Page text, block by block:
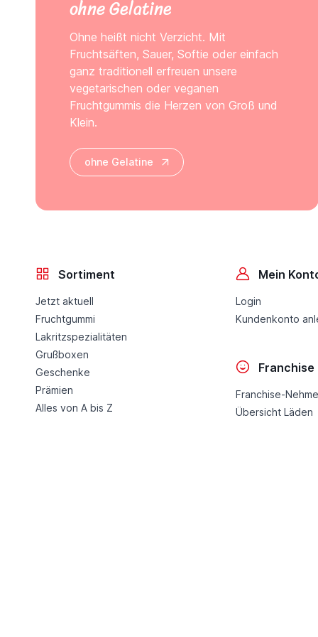
ohne Gelatine
Ohne heißt nicht Verzicht. Mit
Fruchtsäften, Sauer, Softie oder einfach
ganz traditionell erfreuen unsere
vegetarischen oder veganen
Fruchtgummis die Herzen von Groß und
Klein.
ohne Gelatine
Sortiment
Jetzt aktuell
Fruchtgummi
Lakritzspezialitäten
Grußboxen
Geschenke
Prämien
Alles von A bis Z
Mein
Login
Kundenkonto
Franchise
Franchise-
Übersicht Läden